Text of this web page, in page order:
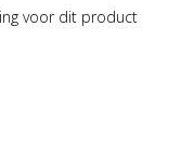
voor dit product